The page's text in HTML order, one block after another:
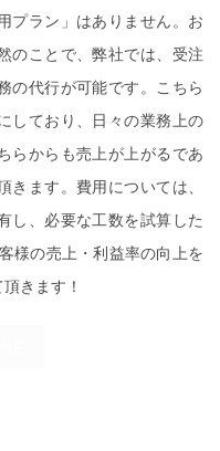
プラン」はありません。お
のことで、弊社では、受注
の代行が可能です。こちら
しており、日々の業務上の
らからも売上が上がるであ
きます。費用については、
し、必要な工数を試算した
様の売上・利益率の向上を
きます！